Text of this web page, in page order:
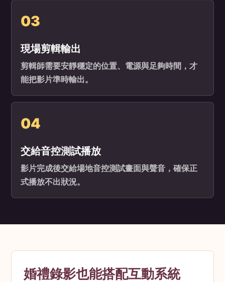
03
現場剪輯輸出
剪輯師需要安靜穩定的位置、電源與足夠時間，才
能把影片準時輸出。
04
交給音控測試播放
影片完成後交給場地音控測試畫面與聲音，確保正
式播放不出狀況。
婚禮錄影也能搭配互動系統